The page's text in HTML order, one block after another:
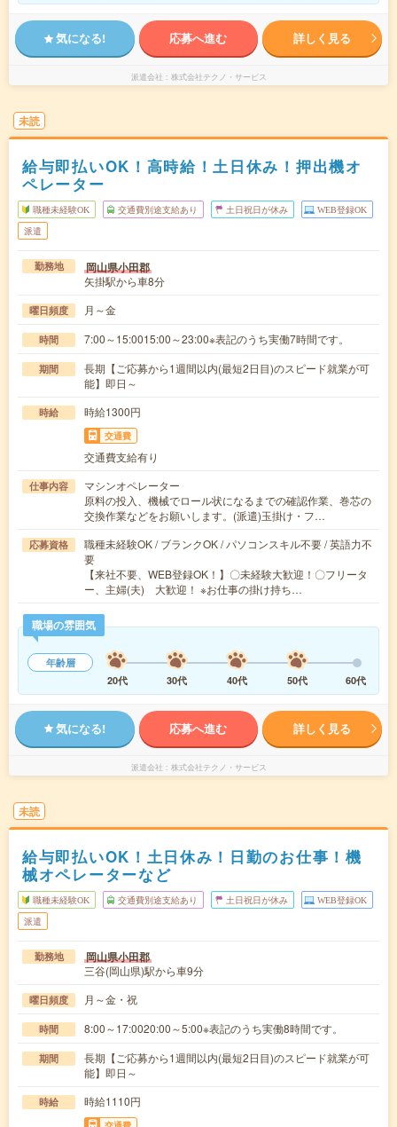
気になる! 応募へ進む 詳しく見る
派遣会社 株式会社テクノ・サービス
未読
給与即払いOK！高時給！土日休み！押出機オ
ペレーター
職種未経験OK 交通費別途支給あり 土日祝日が休み WEB登録OK
派遣
勤務地 岡山県小田郡
矢掛駅から車8分
曜日頻度 月～金
時間 7:00～15:0015:00～23:00※表記のうち実働7時間です。
期間
長期【ご応募から1週間以内(最短2日目)のスピード就業が可
能】即日～
時給 時給1300円
交通費
交通費支給有り
仕事内容
マシンオペレーター
原料の投入、機械でロール状になるまでの確認作業、巻芯の
交換作業などをお願いします。(派遣)玉掛け・フ…
応募資格
職種未経験OK / ブランクOK / パソコンスキル不要 / 英語力不
要
【来社不要、WEB登録OK！】〇未経験大歓迎！〇フリータ
ー、主婦(夫) 大歓迎！ ※お仕事の掛け持ち…
職場の雰囲気
年齢層
20代
30代 40代 50代 60代
気になる! 応募へ進む 詳しく見る
派遣会社 株式会社テクノ・サービス
未読
給与即払いOK！土日休み！日勤のお仕事！機
械オペレーターなど
職種未経験OK 交通費別途支給あり 土日祝日が休み WEB登録OK
派遣
勤務地 岡山県小田郡
三谷(岡山県)駅から車9分
曜日頻度 月～金・祝
時間 8:00～17:0020:00～5:00※表記のうち実働8時間です。
期間
長期【ご応募から1週間以内(最短2日目)のスピード就業が可
能】即日～
時給 時給1110円